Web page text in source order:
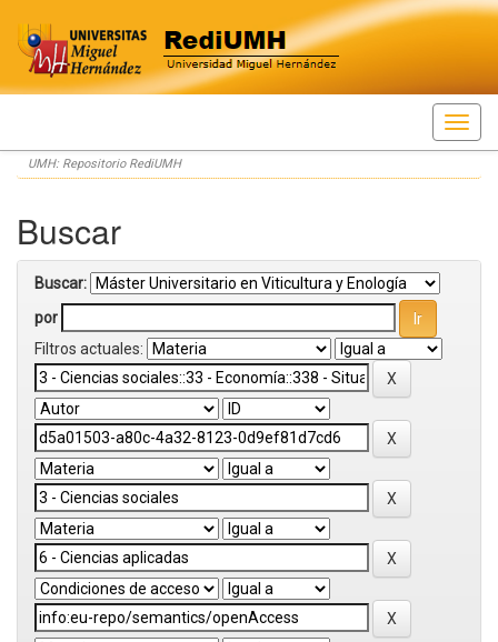
Skip
navigation
UMH: Repositorio RediUMH
Buscar
Buscar:
por
Filtros actuales: